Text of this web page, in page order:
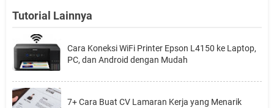
Tutorial Lainnya
Cara Koneksi WiFi Printer Epson L4150 ke Laptop,
PC, dan Android dengan Mudah
7+ Cara Buat CV Lamaran Kerja yang Menarik